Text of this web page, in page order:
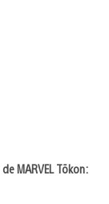
MARVEL Tōkon: